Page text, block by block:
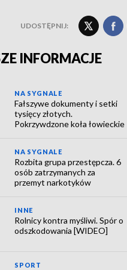
UDOSTĘPNIJ:
INFORMACJE
NA SYGNALE
Fałszywe dokumenty i setki
tysięcy złotych.
Pokrzywdzone koła łowieckie
NA SYGNALE
Rozbita grupa przestępcza. 6
osób zatrzymanych za
przemyt narkotyków
INNE
Rolnicy kontra myśliwi. Spór o
odszkodowania [WIDEO]
SPORT